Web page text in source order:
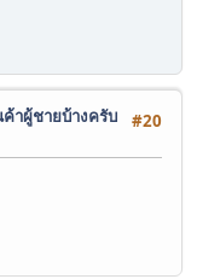
#20
าผู้ชายบ้างครับ